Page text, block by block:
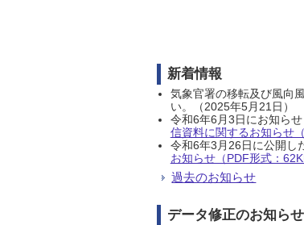
新着情報
気象官署の移転及び風向
い。（2025年5月21日）
令和6年6月3日にお知ら
信資料に関するお知らせ
令和6年3月26日に公開し
お知らせ（PDF形式：
過去のお知らせ
データ修正のお知らせ